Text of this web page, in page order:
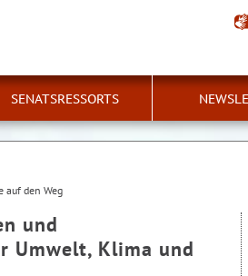
SENATSRESSORTS
auf den Weg
und
Umwelt, Klima und